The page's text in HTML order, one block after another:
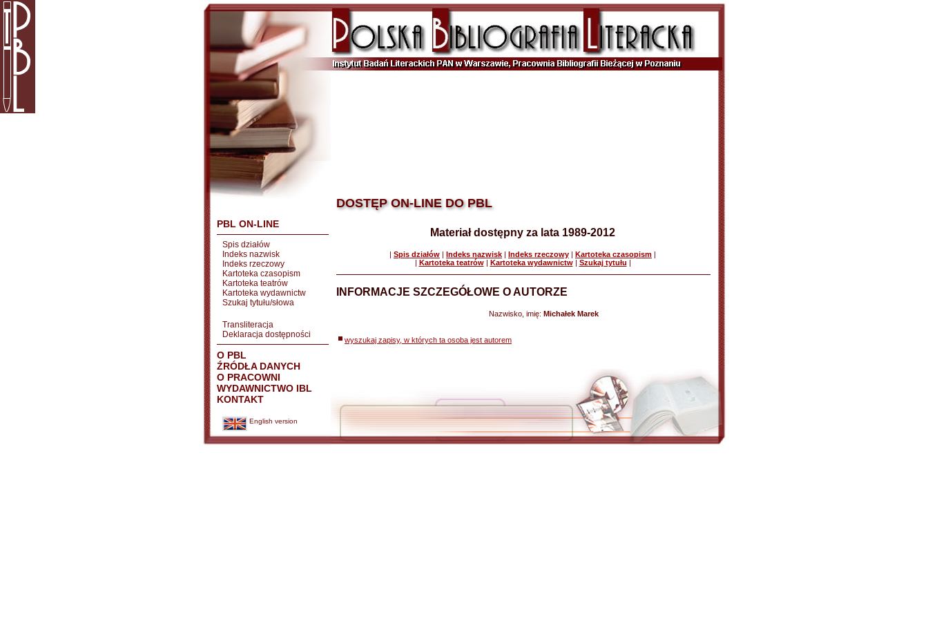
PBL ON-LINE
Spis działów
Indeks nazwisk
Indeks rzeczowy
Kartoteka czasopism
Kartoteka teatrów
Kartoteka wydawnictw
Szukaj tytułu/słowa
Transliteracja
Deklaracja dostępności
O PBL
ŹRÓDŁA DANYCH
O PRACOWNI
WYDAWNICTWO IBL
KONTAKT
English version
DOSTĘP ON-LINE DO PBL
Materiał dostępny za lata 1989-2012
| Spis działów | Indeks nazwisk | Indeks rzeczowy | Kartoteka czasopism |
| Kartoteka teatrów| Kartoteka wydawnictw| Szukaj tytułu |
INFORMACJE SZCZEGÓŁOWE O AUTORZE
Nazwisko, imię: Michałek Marek
wyszukaj zapisy, w których ta osoba jest autorem